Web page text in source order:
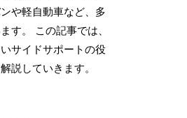
や軽自動車など、多
す。 この記事では、
サイドサポートの役
説していきます。